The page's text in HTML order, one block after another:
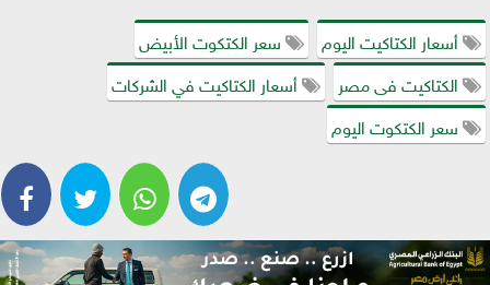
أسعار الكتاكيت اليوم
سعر الكتكوت الأبيض
الكتاكيت فى مصر
أسعار الكتاكيت في الشركات
سعر الكتكوت اليوم